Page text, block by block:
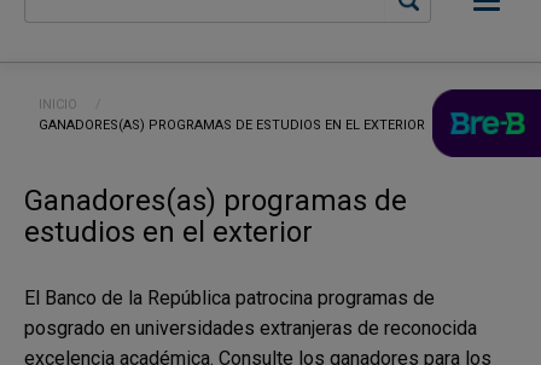
Ruta de navegación
INICIO
CURRENT:
GANADORES(AS) PROGRAMAS DE ESTUDIOS EN EL EXTERIOR
Ganadores(as) programas de
estudios en el exterior
El Banco de la República patrocina programas de
posgrado en universidades extranjeras de reconocida
excelencia académica. Consulte los ganadores para los